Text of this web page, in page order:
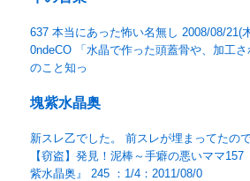
637 本当にあった怖い名無し 2008/08/21(
0ndeCO 「水晶で作った頭蓋骨や、加工
のこと知っ
塊紫水晶奥
新スレ乙でした。 前スレが埋まってたの
【窃盗】発見！泥棒～手癖の悪いママ157
紫水晶奥』 245 ：1/4：2011/08/0